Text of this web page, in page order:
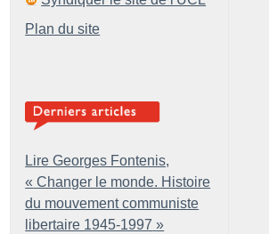
Plan du site
Lire Georges Fontenis,
« Changer le monde. Histoire
du mouvement communiste
libertaire 1945-1997 »